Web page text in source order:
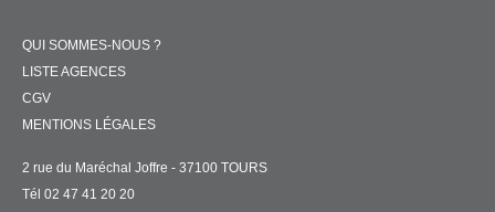
QUI SOMMES-NOUS ?
LISTE AGENCES
CGV
MENTIONS LÉGALES
2 rue du Maréchal Joffre - 37100 TOURS
Tél 02 47 41 20 20